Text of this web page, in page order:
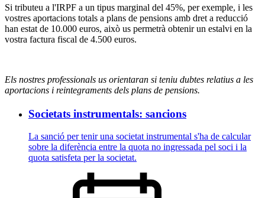
Si tributeu a l'IRPF a un tipus marginal del 45%, per exemple, i les
vostres aportacions totals a plans de pensions amb dret a reducció
han estat de 10.000 euros, això us permetrà obtenir un estalvi en la
vostra factura fiscal de 4.500 euros.
Els nostres professionals us orientaran si teniu dubtes relatius a les
aportacions i reintegraments dels plans de pensions.
Societats instrumentals: sancions
La sanció per tenir una societat instrumental s'ha de calcular
sobre la diferència entre la quota no ingressada pel soci i la
quota satisfeta per la societat.